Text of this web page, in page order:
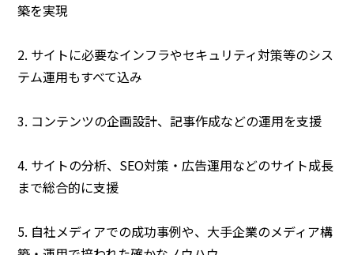
築を実現
2. サイトに必要なインフラやセキュリティ対策等のシス
テム運用もすべて込み
3. コンテンツの企画設計、記事作成などの運用を支援
4. サイトの分析、SEO対策・広告運用などのサイト成長
まで総合的に支援
5. 自社メディアでの成功事例や、大手企業のメディア構